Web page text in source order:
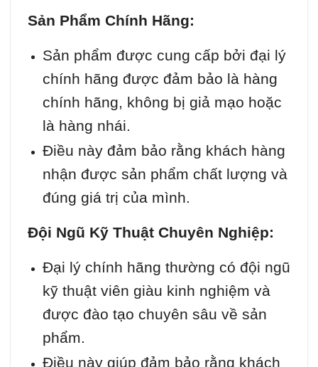
Sản Phẩm Chính Hãng:
Sản phẩm được cung cấp bởi đại lý
chính hãng được đảm bảo là hàng
chính hãng, không bị giả mạo hoặc
là hàng nhái.
Điều này đảm bảo rằng khách hàng
nhận được sản phẩm chất lượng và
đúng giá trị của mình.
Đội Ngũ Kỹ Thuật Chuyên Nghiệp:
Đại lý chính hãng thường có đội ngũ
kỹ thuật viên giàu kinh nghiệm và
được đào tạo chuyên sâu về sản
phẩm.
Điều này giúp đảm bảo rằng khách